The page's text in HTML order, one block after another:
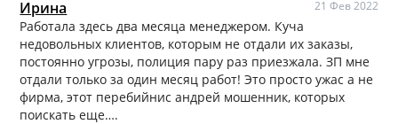
Ирина 21 Фев 2022
Работала здесь два месяца менеджером. Куча
недовольных клиентов, которым не отдали их заказы,
постоянно угрозы, полиция пару раз приезжала. ЗП мне
отдали только за один месяц работ! Это просто ужас а не
фирма, этот перебийнис андрей мошенник, которых
поискать еще….